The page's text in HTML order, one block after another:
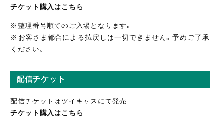
チケット購入はこちら
※整理番号順でのご入場となります。
※お客さま都合による払戻しは一切できません。予めご了承
ください。
配信チケット
配信チケットはツイキャスにて発売
チケット購入はこちら